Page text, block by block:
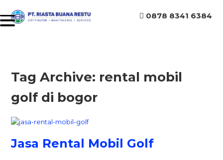
0878 8341 6384
Tag Archive: rental mobil
golf di bogor
Jasa Rental Mobil Golf